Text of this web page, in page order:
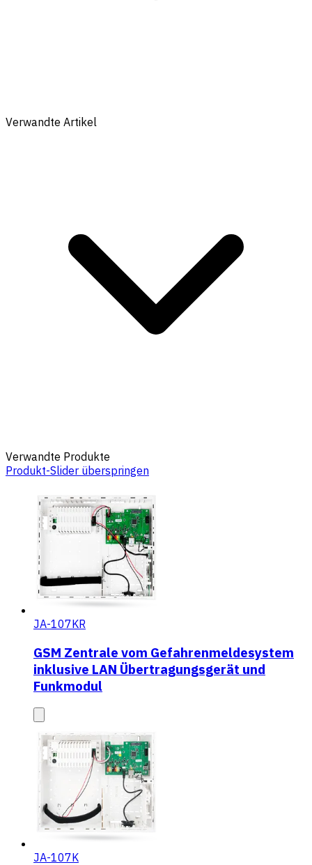
Verwandte Artikel
Verwandte Produkte
Produkt-Slider überspringen
JA-107KR
GSM Zentrale vom Gefahrenmeldesystem
inklusive LAN Übertragungsgerät und
Funkmodul
JA-107K